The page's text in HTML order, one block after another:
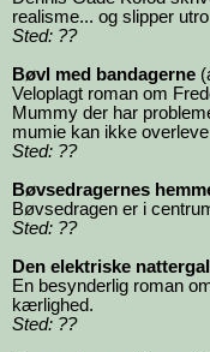
realisme... og slipper
Sted: ??
Bøvl med bandagerne
Veloplagt roman om
Mummy der har
mumie kan ikke
Sted: ??
Bøvsedragernes
Bøvsedragen er i
Sted: ??
Den elektriske nattergal
En besynderlig roman
kærlighed.
Sted: ??